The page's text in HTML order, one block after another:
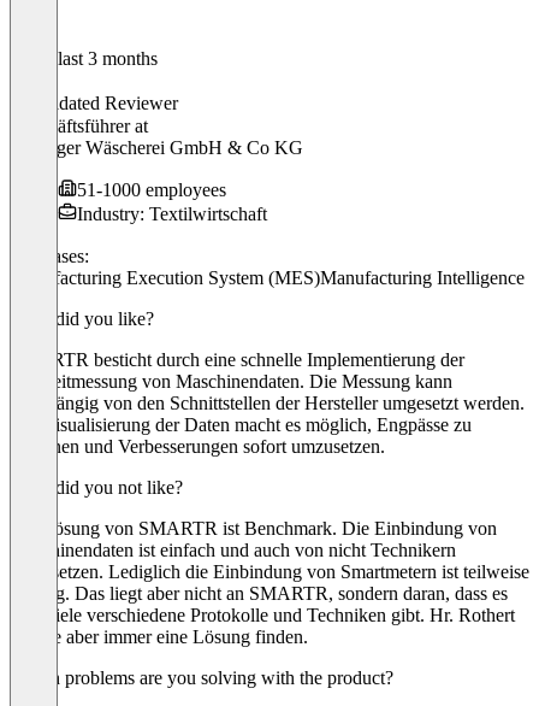
In the last 3 months
Validated Reviewer
Geschäftsführerat
Rodinger Wäscherei GmbH & Co KG
51-1000 employees
Industry: Textilwirtschaft
Use cases:
Manufacturing Execution System (MES)Manufacturing Intelligence
What did you like?
SMARTR besticht durch eine schnelle Implementierung der
Echtzeitmessung von Maschinendaten. Die Messung kann
unabhängig von den Schnittstellen der Hersteller umgesetzt werden.
Die Visualisierung der Daten macht es möglich, Engpässe zu
erkennen und Verbesserungen sofort umzusetzen.
What did you not like?
Die Lösung von SMARTR ist Benchmark. Die Einbindung von
Maschinendaten ist einfach und auch von nicht Technikern
umzusetzen. Lediglich die Einbindung von Smartmetern ist teilweise
knifflig. Das liegt aber nicht an SMARTR, sondern daran, dass es
sehr viele verschiedene Protokolle und Techniken gibt. Hr. Rothert
konnte aber immer eine Lösung finden.
Which problems are you solving with the product?